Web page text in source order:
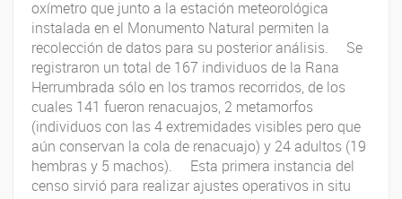
oxímetro que junto a la estación meteorológica
instalada en el Monumento Natural permiten la
recolección de datos para su posterior análisis. Se
registraron un total de 167 individuos de la Rana
Herrumbrada sólo en los tramos recorridos, de los
cuales 141 fueron renacuajos, 2 metamorfos
(individuos con las 4 extremidades visibles pero que
aún conservan la cola de renacuajo) y 24 adultos (19
hembras y 5 machos). Esta primera instancia del
censo sirvió para realizar ajustes operativos in situ